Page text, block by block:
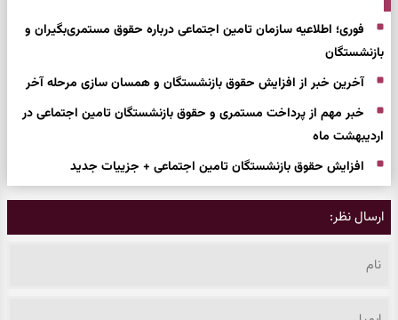
فوری؛ اطلاعیه سازمان تامین اجتماعی درباره حقوق مستمری‌بگیران و
بازنشستگان
آخرین خبر از افزایش حقوق بازنشستگان و همسان سازی مرحله آخر
خبر مهم از پرداخت مستمری و حقوق بازنشستگان تامین اجتماعی در
اردیبهشت ماه
افزایش حقوق بازنشستگان تامین اجتماعی + جزییات جدید
ارسال نظر: